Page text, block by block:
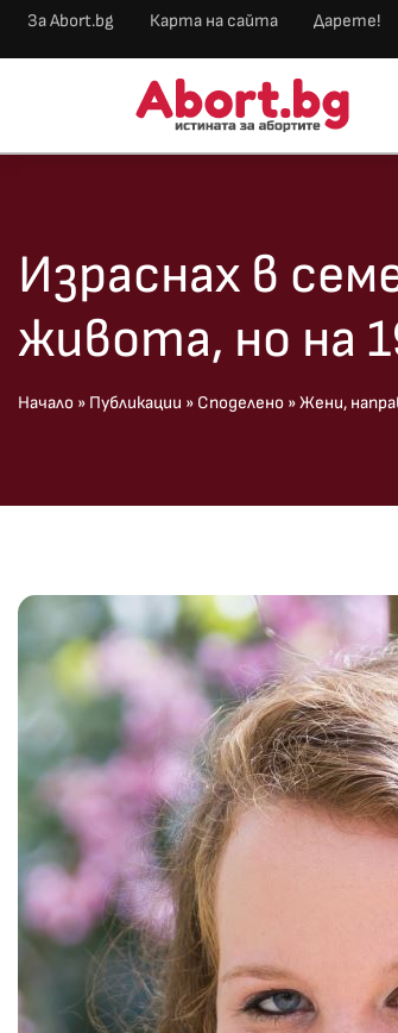
За Abort.bg Карта на сайта Дарете!
Израснах в
живота, но на
Начало » Публикации » Споделено »Жени,